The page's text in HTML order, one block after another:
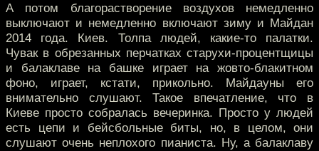
А потом благорастворение воздухов немедленно
выключают и немедленно включают зиму и Майдан
2014 года. Киев. Толпа людей, какие-то палатки.
Чувак в обрезанных перчатках старухи-процентщицы
и балаклаве на башке играет на жовто-блакитном
фоно, играет, кстати, прикольно. Майдауны его
внимательно слушают. Такое впечатление, что в
Киеве просто собралась вечеринка. Просто у людей
есть цепи и бейсбольные биты, но, в целом, они
слушают очень неплохого пианиста. Ну, а балаклаву